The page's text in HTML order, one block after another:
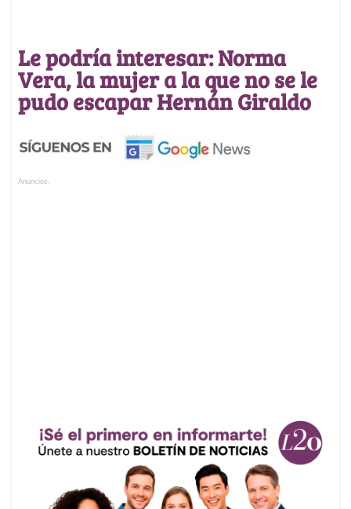
Le podría interesar: Norma
Vera, la mujer a la que no se le
pudo escapar Hernán Giraldo
Anuncios.